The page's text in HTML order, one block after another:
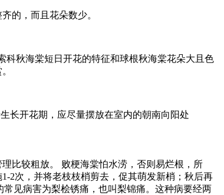
的，而且花朵数少。
科秋海棠短日开花的特征和球根秋海棠花朵大且色
长开花期，应尽量摆放在室内的朝南向阳处
比较粗放。 败梗海棠怕水涝，否则易烂根，所
2次，并将老枝枝梢剪去，促其萌发新梢；秋后再
见病害为梨桧锈痛，也叫梨锦痛。这种病要经两